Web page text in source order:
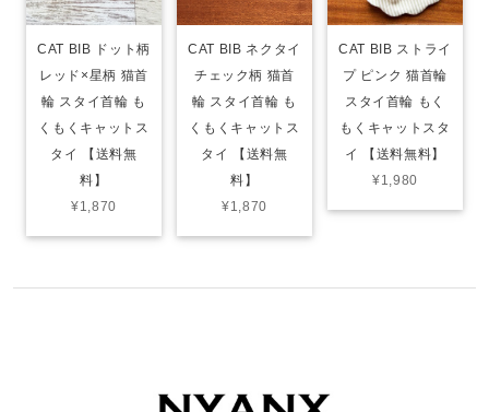
CAT BIB ドット柄
レッド×星柄 猫首
輪 スタイ首輪 も
くもくキャットス
タイ 【送料無
料】
¥1,870
CAT BIB ネクタイ
チェック柄 猫首
輪 スタイ首輪 も
くもくキャットス
タイ 【送料無
料】
¥1,870
CAT BIB ストライ
プ ピンク 猫首輪
スタイ首輪 もく
もくキャットスタ
イ 【送料無料】
¥1,980